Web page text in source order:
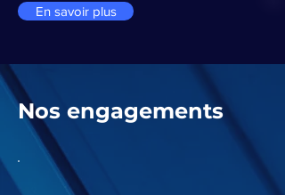
En savoir plus
Nos engagements